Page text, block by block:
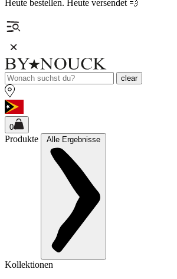
Heute bestellen. Heute versendet 💨
clear
0
Produkte Alle Ergebnisse
Kollektionen